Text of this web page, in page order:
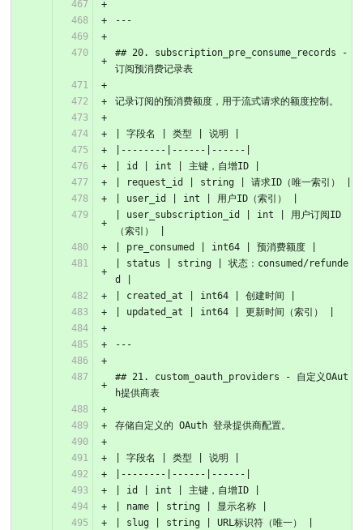
---
## 20. subscription_pre_consume_records -
订阅预消费记录表
记录订阅的预消费额度，用于流式请求的额度控制。
| 字段名 | 类型 | 说明 |
|--------|------|------|
| id | int | 主键，自增ID |
| request_id | string | 请求ID（唯一索引） |
| user_id | int | 用户ID（索引） |
| user_subscription_id | int | 用户订阅ID
（索引） |
| pre_consumed | int64 | 预消费额度 |
| status | string | 状态：consumed/refunde
d |
| created_at | int64 | 创建时间 |
| updated_at | int64 | 更新时间（索引） |
---
## 21. custom_oauth_providers - 自定义OAut
h提供商表
存储自定义的 OAuth 登录提供商配置。
| 字段名 | 类型 | 说明 |
|--------|------|------|
| id | int | 主键，自增ID |
| name | string | 显示名称 |
| slug | string | URL标识符（唯一） |